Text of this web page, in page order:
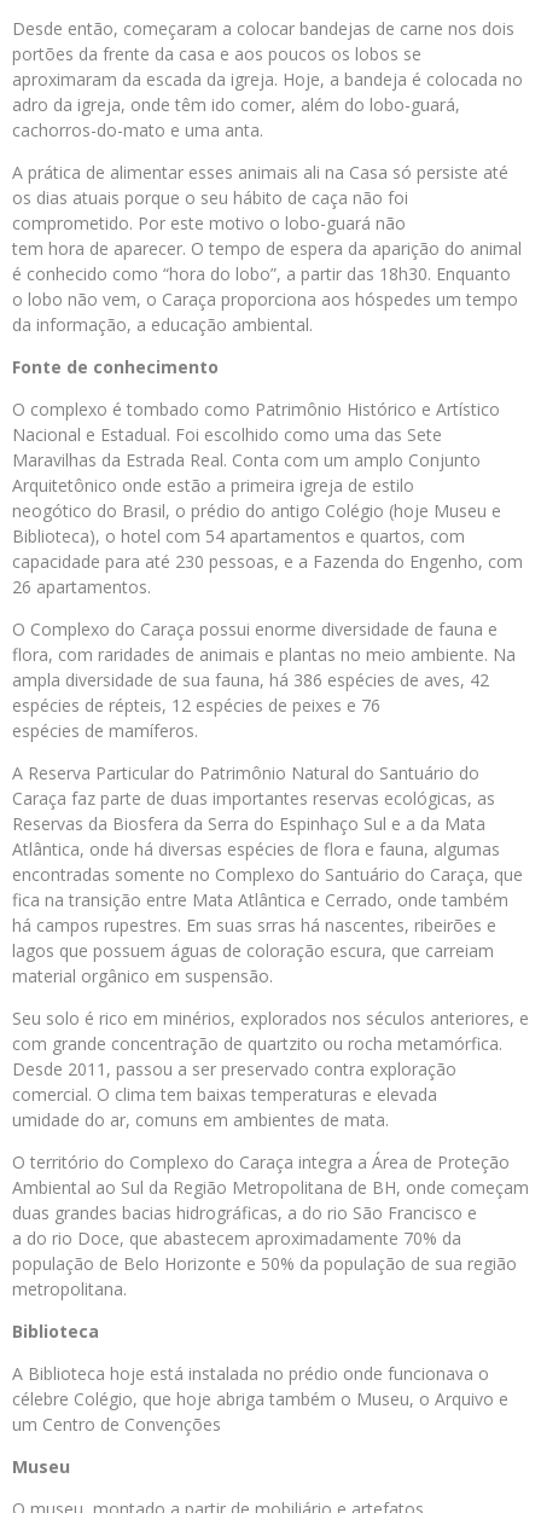
Desde então, começaram a colocar bandejas de carne nos dois
portões da frente da casa e aos poucos os lobos se
aproximaram da escada da igreja. Hoje, a bandeja é colocada no
adro da igreja, onde têm ido comer, além do lobo-guará,
cachorros-do-mato e uma anta.
A prática de alimentar esses animais ali na Casa só persiste até
os dias atuais porque o seu hábito de caça não foi
comprometido. Por este motivo o lobo-guará não
tem hora de aparecer. O tempo de espera da aparição do animal
é conhecido como “hora do lobo”, a partir das 18h30. Enquanto
o lobo não vem, o Caraça proporciona aos hóspedes um tempo
da informação, a educação ambiental.
Fonte de conhecimento
O complexo é tombado como Patrimônio Histórico e Artístico
Nacional e Estadual. Foi escolhido como uma das Sete
Maravilhas da Estrada Real. Conta com um amplo Conjunto
Arquitetônico onde estão a primeira igreja de estilo
neogótico do Brasil, o prédio do antigo Colégio (hoje Museu e
Biblioteca), o hotel com 54 apartamentos e quartos, com
capacidade para até 230 pessoas, e a Fazenda do Engenho, com
26 apartamentos.
O Complexo do Caraça possui enorme diversidade de fauna e
flora, com raridades de animais e plantas no meio ambiente. Na
ampla diversidade de sua fauna, há 386 espécies de aves, 42
espécies de répteis, 12 espécies de peixes e 76
espécies de mamíferos.
A Reserva Particular do Patrimônio Natural do Santuário do
Caraça faz parte de duas importantes reservas ecológicas, as
Reservas da Biosfera da Serra do Espinhaço Sul e a da Mata
Atlântica, onde há diversas espécies de flora e fauna, algumas
encontradas somente no Complexo do Santuário do Caraça, que
fica na transição entre Mata Atlântica e Cerrado, onde também
há campos rupestres. Em suas srras há nascentes, ribeirões e
lagos que possuem águas de coloração escura, que carreiam
material orgânico em suspensão.
Seu solo é rico em minérios, explorados nos séculos anteriores, e
com grande concentração de quartzito ou rocha metamórfica.
Desde 2011, passou a ser preservado contra exploração
comercial. O clima tem baixas temperaturas e elevada
umidade do ar, comuns em ambientes de mata.
O território do Complexo do Caraça integra a Área de Proteção
Ambiental ao Sul da Região Metropolitana de BH, onde começam
duas grandes bacias hidrográficas, a do rio São Francisco e
a do rio Doce, que abastecem aproximadamente 70% da
população de Belo Horizonte e 50% da população de sua região
metropolitana.
Biblioteca
A Biblioteca hoje está instalada no prédio onde funcionava o
célebre Colégio, que hoje abriga também o Museu, o Arquivo e
um Centro de Convenções
Museu